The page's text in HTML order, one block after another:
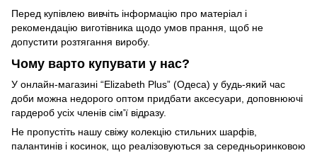
Перед купівлею вивчіть інформацію про матеріал і
рекомендацію виготівника щодо умов прання, щоб не
допустити розтягання виробу.
Чому варто купувати у нас?
У онлайн-магазині “Elizabeth Plus” (Одеса) у будь-який час
доби можна недорого оптом придбати аксесуари, доповнюючі
гардероб усіх членів сім'ї відразу.
Не пропустіть нашу свіжу колекцію стильних шарфів,
палантинів і косинок, що реалізовуються за середньоринковою